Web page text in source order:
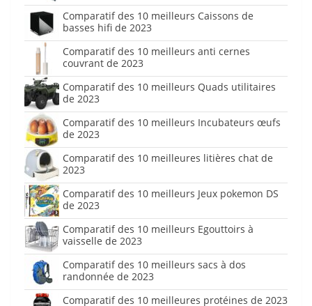
Comparatif des 10 meilleurs Caissons de
basses hifi de 2023
Comparatif des 10 meilleurs anti cernes
couvrant de 2023
Comparatif des 10 meilleurs Quads utilitaires
de 2023
Comparatif des 10 meilleurs Incubateurs œufs
de 2023
Comparatif des 10 meilleures litières chat de
2023
Comparatif des 10 meilleurs Jeux pokemon DS
de 2023
Comparatif des 10 meilleurs Egouttoirs à
vaisselle de 2023
Comparatif des 10 meilleurs sacs à dos
randonnée de 2023
Comparatif des 10 meilleures protéines de 2023